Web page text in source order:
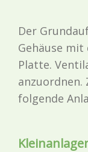
Der
Gehäuse
Platte.
anzuordnen.
folgende